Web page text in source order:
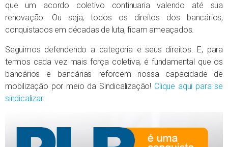
que um acordo coletivo continuaria valendo até sua
renovação. Ou seja, todos os direitos dos bancários,
conquistados em décadas de luta, ficam ameaçados.
Seguimos defendendo a categoria e seus direitos. E, para
termos cada vez mais força coletiva, é fundamental que os
bancários e bancárias reforcem nossa capacidade de
mobilização por meio da Sindicalização! Clique aqui para se
sindicalizar.